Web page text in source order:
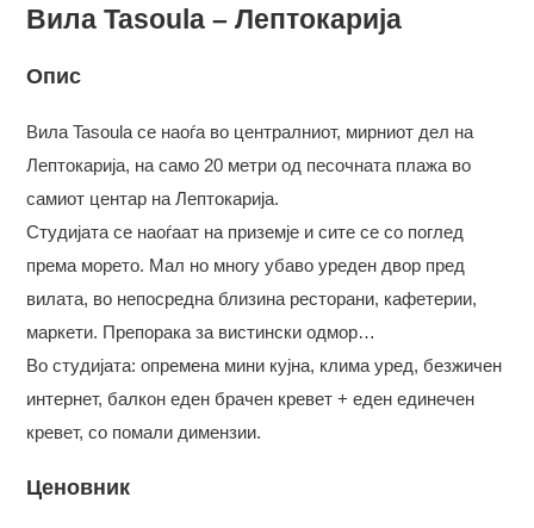
Вила Tasoula – Лептокарија
Опис
Вила Tasoula се наоѓа во централниот, мирниот дел на
Лептокарија, на само 20 метри од песочната плажа во
самиот центар на Лептокарија.
Студијата се наоѓаат на приземје и сите се со поглед
према морето. Мал но многу убаво уреден двор пред
вилата, во непосредна близина ресторани, кафетерии,
маркети. Препорака за вистински одмор…
Во студијата: опремена мини кујна, клима уред, безжичен
интернет, балкон eден брачен кревет + еден единечен
кревет, со помали димензии.
Ценовник